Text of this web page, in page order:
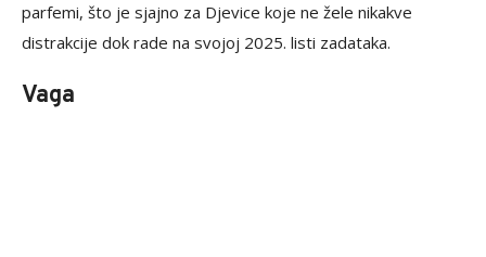
parfemi, što je sjajno za Djevice koje ne žele nikakve
distrakcije dok rade na svojoj 2025. listi zadataka.
Vaga